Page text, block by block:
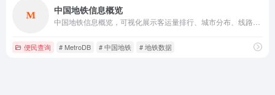
中国地铁信息概览
便民查询 # MetroDB # 中国地铁 # 地铁数据